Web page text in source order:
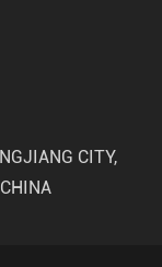
CITY,